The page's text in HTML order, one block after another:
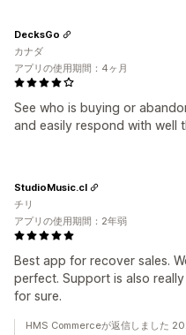
See who is buying or
and easily respond with well
DecksGo
カナダ
アプリの使用期間：4ヶ月
Best app for recover sales.
perfect. Support is also
for sure.
StudioMusic.cl
チリ
アプリの使用期間：2年弱
HMS Commerceが返信しました